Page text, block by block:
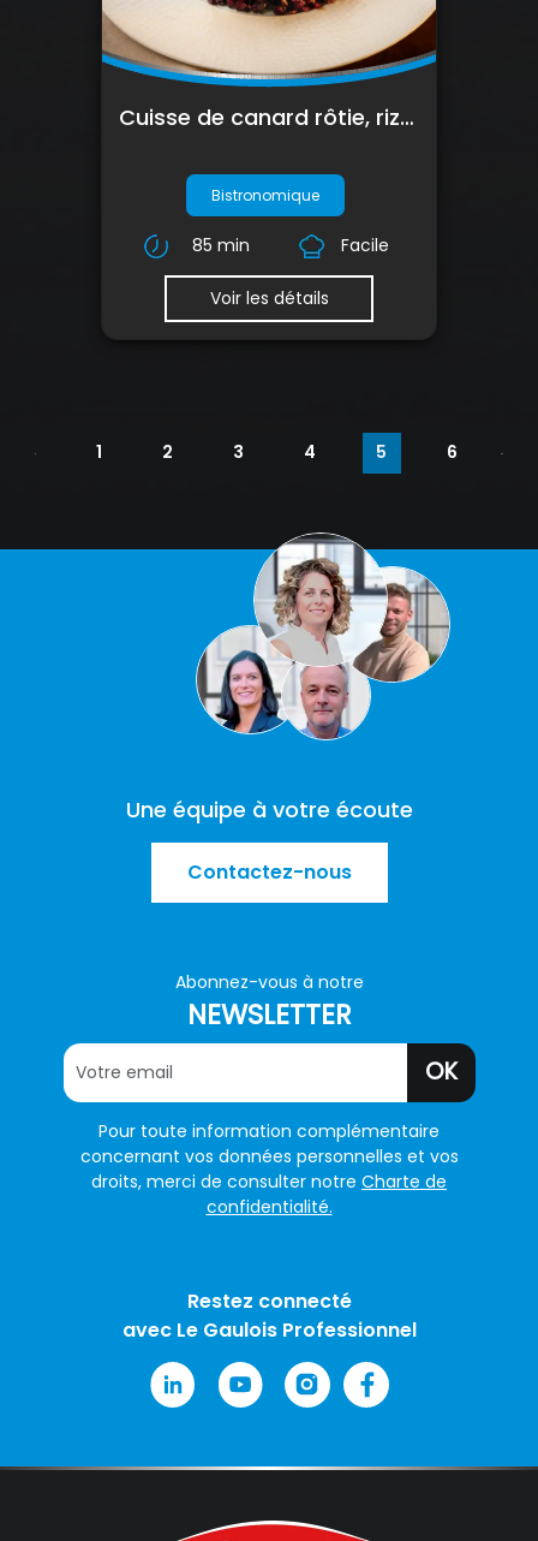
Cuisse de canard rôtie, riz noir, champignons & sauce châtaigne
Bistronomique
85 min Facile
Voir les détails
1 2 3 4 5 6
Une équipe à votre écoute
Contactez-nous
Abonnez-vous à notre
NEWSLETTER
OK
Pour toute information complémentaire
concernant vos données personnelles et vos
droits, merci de consulter notre Charte de
confidentialité.
Restez connecté
avec Le Gaulois Professionnel